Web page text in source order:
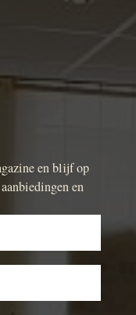
en blijf op
en